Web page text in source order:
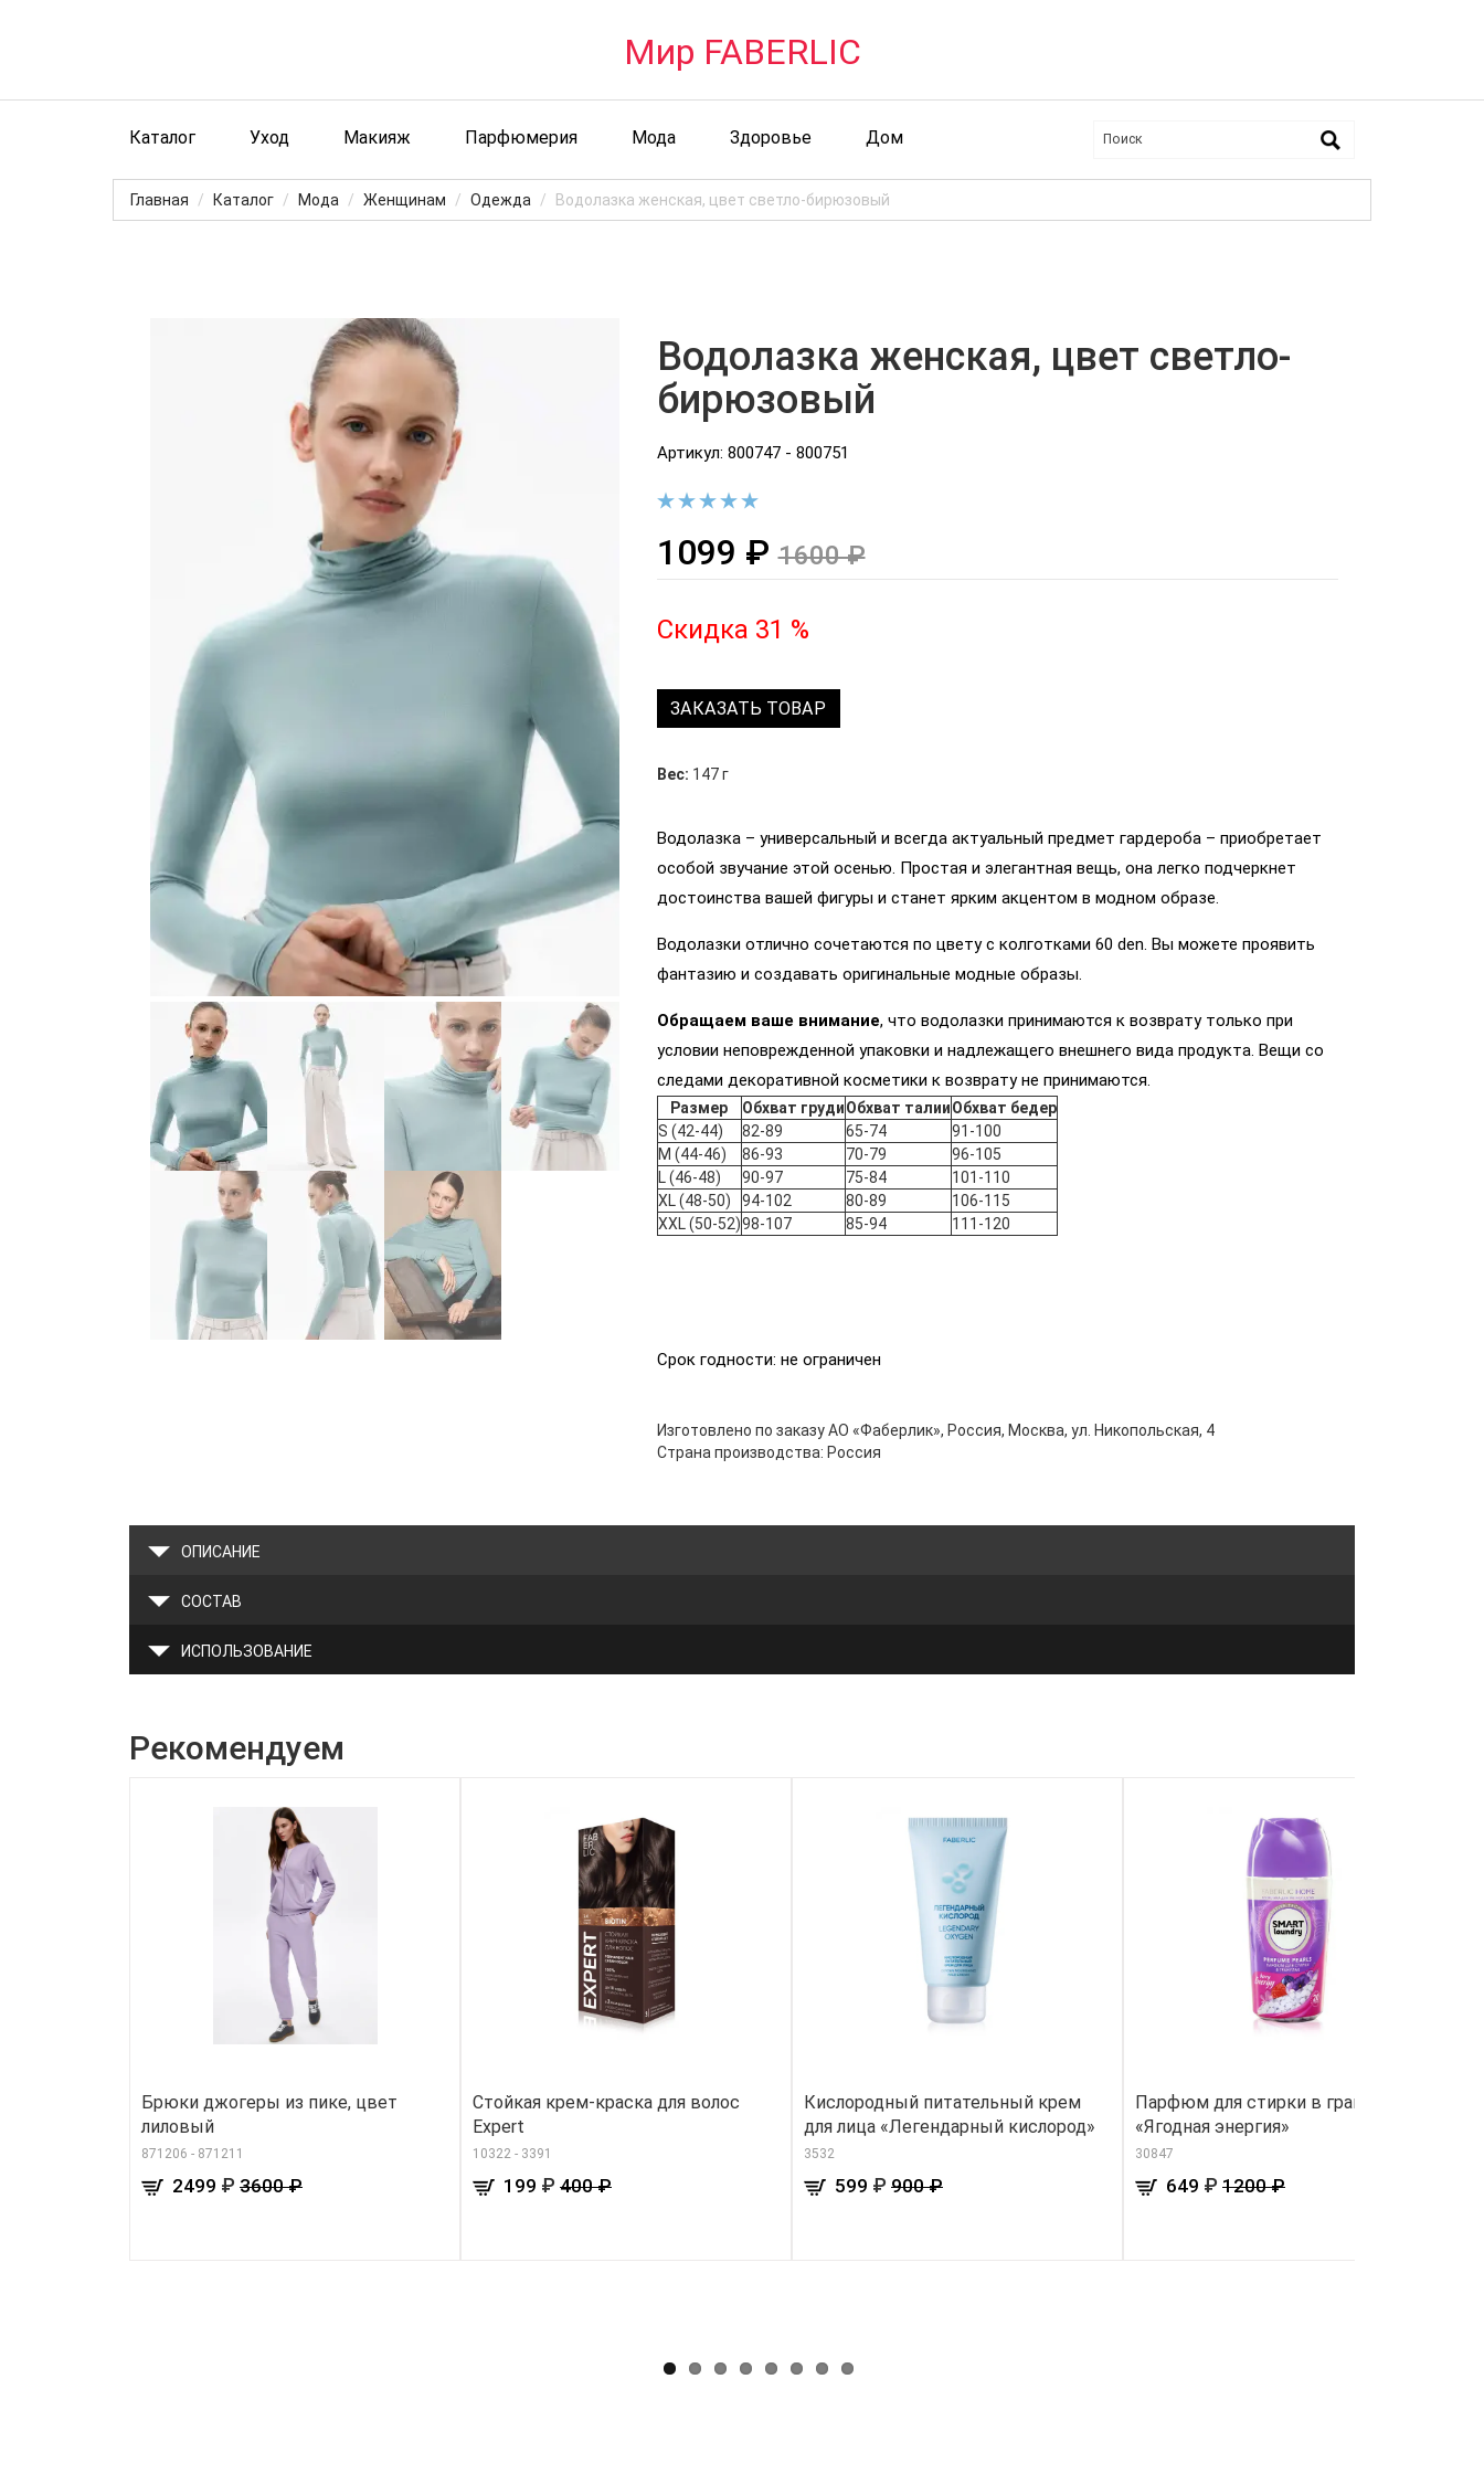
Мир FABERLIC
Каталог Уход Макияж Парфюмерия Мода Здоровье Дом
Главная Каталог Мода Женщинам Одежда Водолазка женская, цвет светло-бирюзовый
Водолазка женская, цвет светло-
бирюзовый
Артикул: 800747 - 800751
1099 ₽1600 ₽
Скидка 31 %
ЗАКАЗАТЬ ТОВАР
Вес: 147 г
Водолазка – универсальный и всегда актуальный предмет гардероба – приобретает
особой звучание этой осенью. Простая и элегантная вещь, она легко подчеркнет
достоинства вашей фигуры и станет ярким акцентом в модном образе.
Водолазки отлично сочетаются по цвету с колготками 60 den. Вы можете проявить
фантазию и создавать оригинальные модные образы.
Обращаем ваше внимание, что водолазки принимаются к возврату только при
условии неповрежденной упаковки и надлежащего внешнего вида продукта. Вещи со
следами декоративной косметики к возврату не принимаются.
Размер Обхват грудиОбхват талииОбхват бедер
S (42-44)
82-89 65-74
91-100
M (44-46)
86-93 70-79
96-105
L (46-48)
90-97 75-84
101-110
XL (48-50)
94-102 80-89
106-115
XXL (50-52)98-107 85-94 111-120
Срок годности: не ограничен
Изготовлено по заказу АО «Фаберлик», Россия, Москва, ул. Никопольская, 4
Страна производства: Россия
ОПИСАНИЕ
СОСТАВ
ИСПОЛЬЗОВАНИЕ
Рекомендуем
Брюки джогеры из пике, цвет
лиловый
871206 - 871211
2499 ₽ 3600 ₽
Стойкая крем-краска для волос
Expert
10322 - 3391
199 ₽ 400 ₽
Кислородный питательный крем
для лица «Легендарный кислород»
3532
599 ₽ 900 ₽
Парфюм для стирки в гранулах
«Ягодная энергия»
30847
649 ₽ 1200 ₽